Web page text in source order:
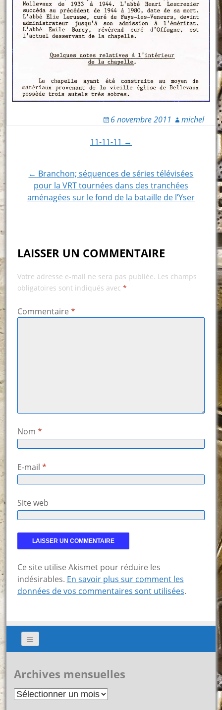
6 novembre 2011 michel
navigation
11-11-11 →
← Branchon; séquences de séries télévisées
pour la VRT tournées dans des tranchées
aménagées sur le fond de la bataille de l’Yser
LAISSER UN COMMENTAIRE
Votre adresse e-mail ne sera pas publiée. Les champs
obligatoires sont indiqués avec *
Commentaire *
Nom *
E-mail *
Site web
Ce site utilise Akismet pour réduire les
indésirables. En savoir plus sur comment les
données de vos commentaires sont utilisées.
Archives mensuelles
Archives